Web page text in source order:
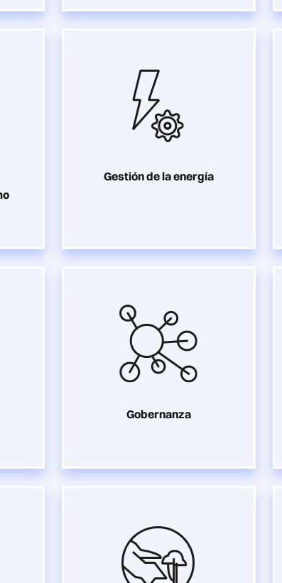
Gestión de la energía
Gobernanza